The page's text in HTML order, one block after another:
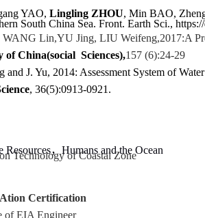
YAO, Lingling ZHOU, Min BAO,
South China Sea. Front. Earth Sci.,
WANG Lin,YU Jing,LIU Weifeng,2017:A
of China(social Sciences),157 (6):24-29
and J. Yu, 2014: Assessment System of
, 36(5):0913-0921.
Resources， Humans and the Ocean
Technology of Coastal Zone
Certification
of EIA Engineer